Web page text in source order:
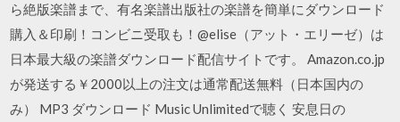
ら絶版楽譜まで、有名楽譜出版社の楽譜を簡単にダウンロード
購入＆印刷！コンビニ受取も！@elise（アット・エリーゼ）は
日本最大級の楽譜ダウンロード配信サイトです。 Amazon.co.jp
が発送する￥2000以上の注文は通常配送無料（日本国内の
み） MP3 ダウンロード Music Unlimitedで聴く 安息日の